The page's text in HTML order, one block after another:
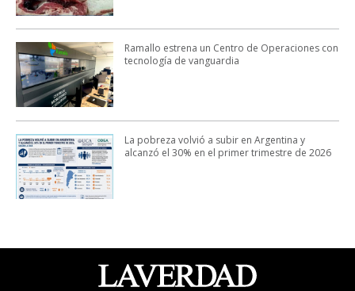
Ramallo estrena un Centro de Operaciones con
tecnología de vanguardia
La pobreza volvió a subir en Argentina y
alcanzó el 30% en el primer trimestre de 2026